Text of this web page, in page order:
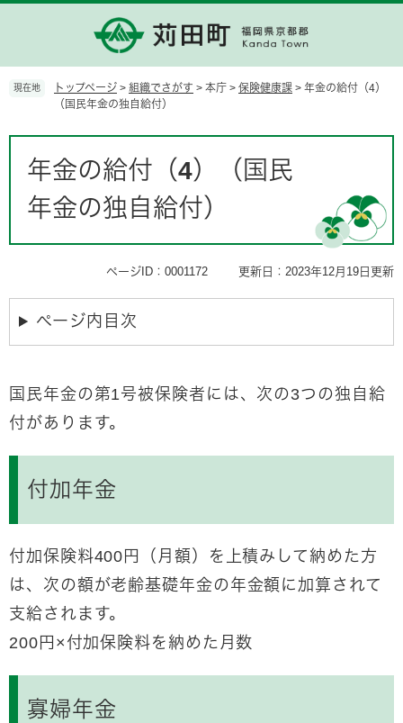
の
す。
ー
し
現在地 トップページ > 組織でさがす > 本庁 > 保険健康課 > 年金の給付（4）
（国民年金の独自給付）
年金の給付（4）（国民
年金の独自給付）
ページID：0001172 更新日：2023年12月19日更新
ページ内目次
国民年金の第1号被保険者には、次の3つの独自給
付があります。
付加年金
付加保険料400円（月額）を上積みして納めた方
は、次の額が老齢基礎年金の年金額に加算されて
支給されます。
200円×付加保険料を納めた月数
寡婦年金